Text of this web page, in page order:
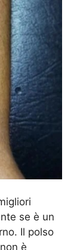
se è un
Il polso
è